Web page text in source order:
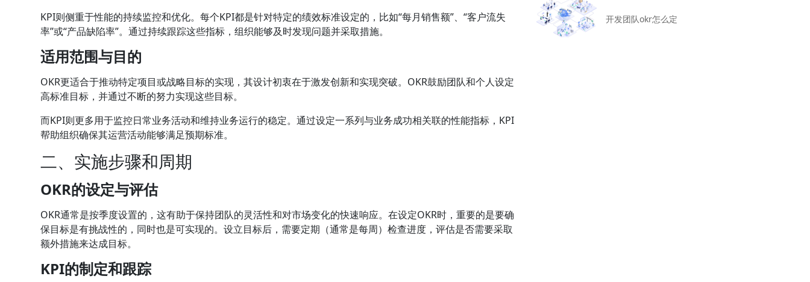
KPI则侧重于性能的持续监控和优化。每个KPI都是针对特定的绩效标准设定的，比如“每月销售额”、“客户流失
率”或“产品缺陷率”。通过持续跟踪这些指标，组织能够及时发现问题并采取措施。
适用范围与目的
OKR更适合于推动特定项目或战略目标的实现，其设计初衷在于激发创新和实现突破。OKR鼓励团队和个人设定
高标准目标，并通过不断的努力实现这些目标。
而KPI则更多用于监控日常业务活动和维持业务运行的稳定。通过设定一系列与业务成功相关联的性能指标，KPI
帮助组织确保其运营活动能够满足预期标准。
二、实施步骤和周期
OKR的设定与评估
OKR通常是按季度设置的，这有助于保持团队的灵活性和对市场变化的快速响应。在设定OKR时，重要的是要确
保目标是有挑战性的，同时也是可实现的。设立目标后，需要定期（通常是每周）检查进度，评估是否需要采取
额外措施来达成目标。
KPI的制定和跟踪
开发团队okr怎么定